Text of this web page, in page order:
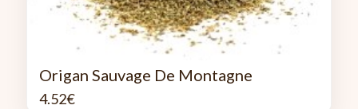
Origan Sauvage De Montagne
4.52€